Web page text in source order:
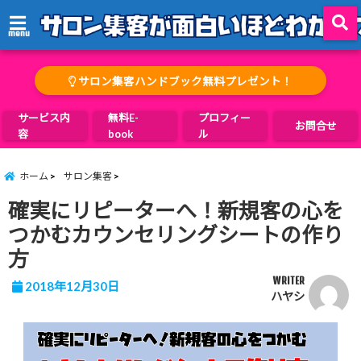
menu
サロン集客ハンドブック無料プレゼント！
サービス内
容
無料E-
book
プロフィー
ル
お問合せ
ホーム サロン集客
確実にリピーターへ！新規客の心を
つかむカウンセリングシートの作り
方
2018年12月30日 WRITER
ハヤシ